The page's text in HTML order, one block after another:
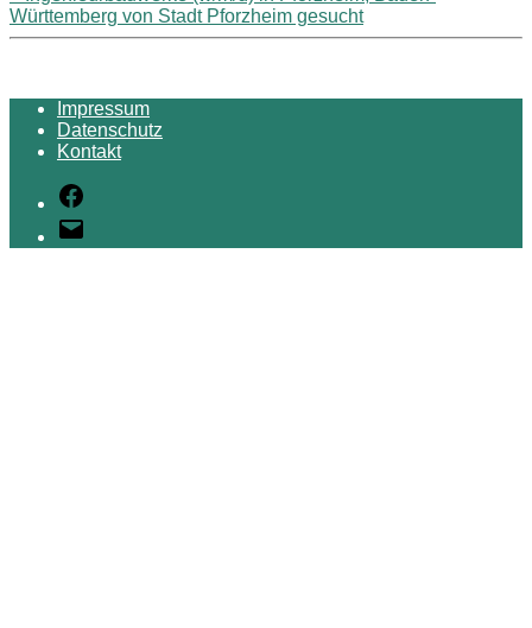
Württemberg von Stadt Pforzheim gesucht
Impressum
Datenschutz
Kontakt
Facebook
E-
Mail